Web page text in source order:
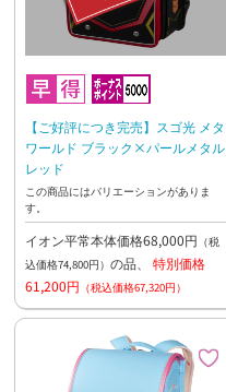
【ご好評につき完売】スゴ光 メタ
ワールド ブラック×パールメタル
レッド
この商品にはバリエーションがありま
す。
イオン平常本体価格68,000円 （税
込価格74,800円） の品、 特別価格
61,200円 （税込価格67,320円）